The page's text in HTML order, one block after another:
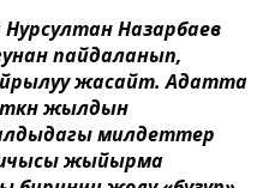
Назарбаев
пайдаланып,
жасайт. Адатта
жылдын
милдеттер
жыйырма